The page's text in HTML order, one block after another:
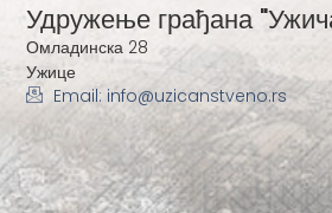
Удружење грађана
Омладинска 28
Ужице
Email: info@uzicanstveno.rs